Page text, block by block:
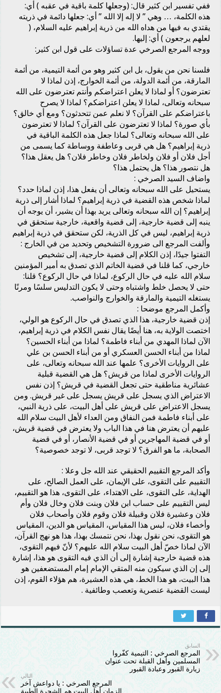
ففي تفسير ابن كثير قال: (وجعلها كلمة باقية في عقبه ) أي:
هذه الكلمة، … وهي ” لا إله إلا الله ” أي: جعلها دائمة في ذريته
يقتدي به فيها من هداه الله من ذرية إبراهيم عليه السلام، (
لعلهم يرجعون ) أي: إليها.
ووجه المرجع الصرخي عدة تساؤلات على قول ابن كثير:
فلسنا نحن من يقول، بل ابن كثير وهو من أئمة التيمية، من أئمة
المارقة، من أئمة الدولة، من أئمة الخوارج، إذن لماذا لا
تعترضون؟ أو لماذا لا يعلن اعتراضكم وأنتم تعترضون على الله
سبحانه وتعالى، لماذا لا يعلن اعتراضكم؟ لماذا لا يصرح
باعتراضكم على القرآن؟ لا نعلم عمن تتحدثون؟ ومع أي خالق؟
بأي صورة؟ لماذا لا تعترضون على القرآن؟ لماذا لا تعترضون
على الله سبحانه وتعالى؟ لماذا جعل هذه الكلمة الباقية في
ذرية إبراهيم؟ هل هي قربى وعاطفة ووساطة كما يسمى من
أجل فلان أو فلان ولخاطر فلان وخاطر فلان؟ هل يعقل هذا؟
هل نتصور هذا؟ هل يحتمل هذا؟
واضاف السيد الصرخي :
يستحيل على الله سبحانه وتعالى أن يفعل هذا، إذن لماذا حدد؟
لماذا شخص هذه القضية في ذرية إبراهيم؟ لماذا أشار إلى ذرية
إبراهيم؟ إن الله سبحانه وتعالى يريد بهذا أن يشير، أن يوجه أن
ينبه إلى قضية خارجية، إلى قضية واقعية، خارجية ستحقق في
ذرية إبراهيم، ليس في كل الذرية، لكن ستحقق في ذرية إبراهيم
وألفت المرجع الى ضرورة التشخيص وتحديد من في الخارج :
التفتوا جيدًا، إذن الكلام إلى قضية خارجية، إلى تشخيص
خارجي، كما قلنا في قضية الخاتم الذي تصدق به أمير المؤمنين
سلام الله عليه في حال الركوع، لماذا في حال الركوع؟ قلنا:
حتى لا يحصل خلط واشتباه وحتى لا يكون التدليس سلسًا ومرنًا
يستغله التيمية والمارقة والخوارج والنواصب.
وأكمل المرجع موضحا :
إذن قضية خارجية، هذا الذي تصدق في حال الركوع هو الولي،
اختصت الولاية به، هنا أيضًا يقال نفس الكلام في ذرية إبراهيم،
الآن لماذا المهدي من أبناء فاطمة؟ لماذا من أبناء الحسين؟
لماذا من أبناء الحسن العسكري أو من أبناء الحسن بن علي
على الروايات الأخرى؟ علمها عند الله سبحانه وتعالى، على
الروايات الأخرى لماذا من قريش؟ هل هي القضية قبلية
عشائرية مناطقية حتى تجعل القضية في قريش؟ إذن نفس
الاعتراض الذي يسجل على قريش يسجل على غير قريش. ومن
يسجل الاعتراض على قريش على أهل البيت، على ذرية النبي،
على أبناء فاطمة فمن النفاق ومن العداء لأهل البيت سلام الله
عليهم أن يعترض هنا في هذا الباب ولا يعترض في قضية قريش،
أو في قضية المهاجرين أو في قضية الأنصار، أو في قضية
الصحابة، ما هو الفرق؟ لا توجد قربى، لا توجد خصوصية؟
وأكد المرجع التقييم الحقيقي عند الله جل وعلا :
التقييم على التقوى، على الإيمان، على العمل الصالح، على
الهداية، على التقوى، على الاهتداء، على التقوى، هذا هو التقييم،
ليس التقييم على حساب ابن فلان وبنت فلان وخال فلان وأم
فلان وعشيرة فلان وقبيلة فلان وقوم فلان وأصحاب فلان
وأخصاء فلان، ليس هذا المقياس، المقياس هو الدين، المقياس
هو التقوى، نحن نقول بهذا، نحن نتمسك بهذا، هذا هو نهج القرآن،
الآن لماذا خصّ أهل البيت سلام الله عليهم؟ لأنّ فيهم التقوى،
هذه قضية خارجية إشارة إلى أن الذي فيه التقوى هو هذا، إشارة
إلى إن الذي سيكون منه المتقي الإمام إمام المستضعفين هو
هذا البيت، هو هذا الخط، هي هذه العشيرة، هم هؤلاء القوم، إذن
ليست القضية عنصرية وتعصب وطائفية .
السابق
المرجع الصرخي : التيمية كفّروا
المسلمين وأهل القبلة تحت عنوان
زيارة القبور وعبادة القبور
التالي
المرجع الصرخي : يا دواعش آخر
الزمان أهل البيت هم الشجرة الطيبة